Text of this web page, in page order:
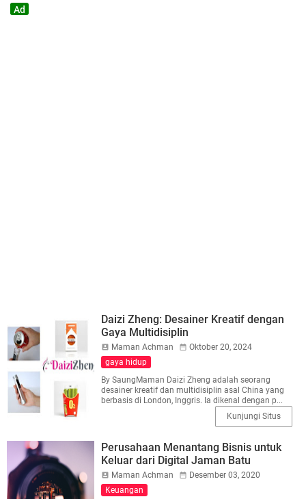
Ad
Daizi Zheng: Desainer Kreatif dengan
Gaya Multidisiplin
Maman Achman
Oktober 20, 2024
gaya hidup
By SaungMaman Daizi Zheng adalah seorang
desainer kreatif dan multidisiplin asal China yang
berbasis di London, Inggris. Ia dikenal dengan p...
Kunjungi Situs
Perusahaan Menantang Bisnis untuk
Keluar dari Digital Jaman Batu
Maman Achman
Desember 03, 2020
Keuangan